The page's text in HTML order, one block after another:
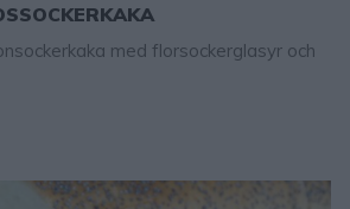
med florsockerglasyr och